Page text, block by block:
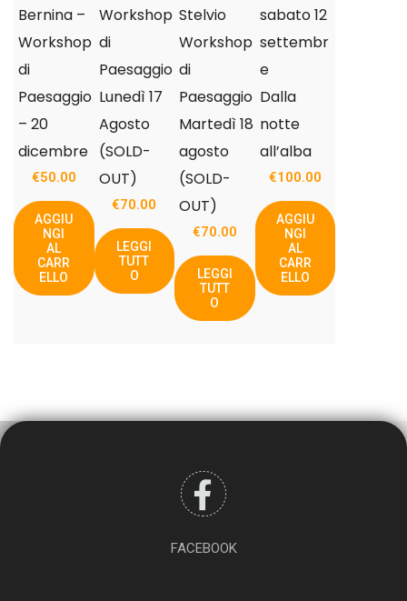
Bernina –
Workshop
di
Paesaggio
– 20
dicembre
€50.00
AGGIU
NGI
AL
CARR
ELLO
Workshop
di
Paesaggio
Lunedì 17
Agosto
(SOLD-
OUT)
€70.00
LEGGI
TUTT
O
Stelvio
Workshop
di
Paesaggio
Martedì 18
agosto
(SOLD-
OUT)
€70.00
LEGGI
TUTT
O
sabato 12
settembr
e
Dalla
notte
all’alba
€100.00
AGGIU
NGI
AL
CARR
ELLO
FACEBOOK